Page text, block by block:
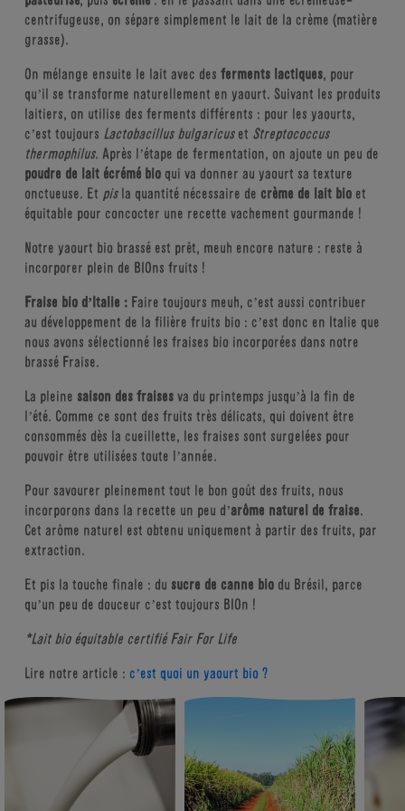
centrifugeuse, on sépare simplement le lait de la crème (matière
grasse).
On mélange ensuite le lait avec des ferments lactiques, pour
qu’il se transforme naturellement en yaourt. Suivant les produits
laitiers, on utilise des ferments différents : pour les yaourts,
c’est toujours Lactobacillus bulgaricuset Streptococcus
thermophilus. Après l’étape de fermentation, on ajoute un peu de
poudre de lait écrémé bioqui va donner au yaourt sa texture
onctueuse. Et pisla quantité nécessaire de crème de lait bioet
équitable pour concocter une recette vachement gourmande !
Notre yaourt bio brassé est prêt, meuh encore nature : reste à
incorporer plein de BIOns fruits !
Fraise bio d’Italie :Faire toujours meuh, c’est aussi contribuer
au développement de la filière fruits bio : c’est donc en Italie que
nous avons sélectionné les fraises bio incorporées dans notre
brassé Fraise.
La pleine saison des fraisesva du printemps jusqu’à la fin de
l’été. Comme ce sont des fruits très délicats, qui doivent être
consommés dès la cueillette, les fraises sont surgelées pour
pouvoir être utilisées toute l’année.
Pour savourer pleinement tout le bon goût des fruits, nous
incorporons dans la recette un peu d’arôme naturel de fraise.
Cet arôme naturel est obtenu uniquement à partir des fruits, par
extraction.
Et pis la touche finale : du sucre de canne bio du Brésil, parce
qu’un peu de douceur c’est toujours BIOn !
*Lait bio équitable certifié Fair For Life
Lire notre article : c’est quoi un yaourt bio ?